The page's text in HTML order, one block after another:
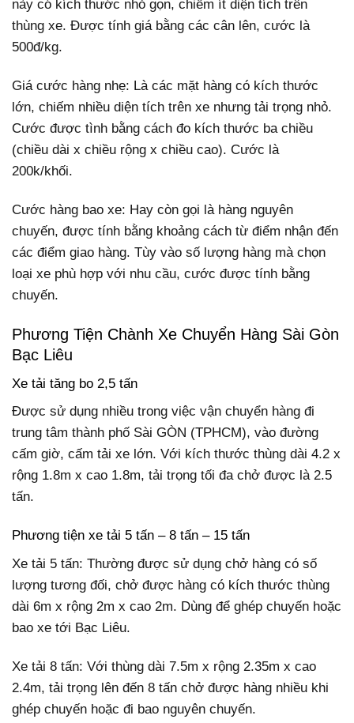
này có kích thước nhỏ gọn, chiếm ít diện tích trên
thùng xe. Được tính giá bằng các cân lên, cước là
500đ/kg.
Giá cước hàng nhẹ: Là các mặt hàng có kích thước
lớn, chiếm nhiều diện tích trên xe nhưng tải trọng nhỏ.
Cước được tình bằng cách đo kích thước ba chiều
(chiều dài x chiều rộng x chiều cao). Cước là
200k/khối.
Cước hàng bao xe: Hay còn gọi là hàng nguyên
chuyến, được tính bằng khoảng cách từ điểm nhận đến
các điểm giao hàng. Tùy vào số lượng hàng mà chọn
loại xe phù hợp với nhu cầu, cước được tính bằng
chuyến.
Phương Tiện Chành Xe Chuyển Hàng Sài Gòn
Bạc Liêu
Xe tải tăng bo 2,5 tấn
Được sử dụng nhiều trong việc vận chuyển hàng đi
trung tâm thành phố Sài GÒN (TPHCM), vào đường
cấm giờ, cấm tải xe lớn. Với kích thước thùng dài 4.2 x
rộng 1.8m x cao 1.8m, tải trọng tối đa chở được là 2.5
tấn.
Phương tiện xe tải 5 tấn – 8 tấn – 15 tấn
Xe tải 5 tấn: Thường được sử dụng chở hàng có số
lượng tương đối, chở được hàng có kích thước thùng
dài 6m x rộng 2m x cao 2m. Dùng để ghép chuyến hoặc
bao xe tới Bạc Liêu.
Xe tải 8 tấn: Với thùng dài 7.5m x rộng 2.35m x cao
2.4m, tải trọng lên đến 8 tấn chở được hàng nhiều khi
ghép chuyến hoặc đi bao nguyên chuyến.